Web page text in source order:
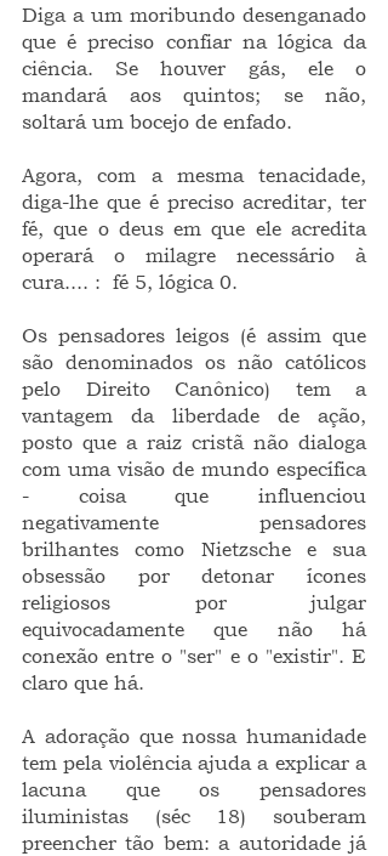
Diga a um moribundo desenganado
que é preciso confiar na lógica da
ciência. Se houver gás, ele o
mandará aos quintos; se não,
soltará um bocejo de enfado.
Agora, com a mesma tenacidade,
diga-lhe que é preciso acreditar, ter
fé, que o deus em que ele acredita
operará o milagre necessário à
cura.... :  fé 5, lógica 0.
Os pensadores leigos (é assim que
são denominados os não católicos
pelo Direito Canônico) tem a
vantagem da liberdade de ação,
posto que a raiz cristã não dialoga
com uma visão de mundo específica
- coisa que influenciou
negativamente pensadores
brilhantes como Nietzsche e sua
obsessão por detonar ícones
religiosos por julgar
equivocadamente que não há
conexão entre o "ser" e o "existir". E
claro que há.
A adoração que nossa humanidade
tem pela violência ajuda a explicar a
lacuna que os pensadores
iluministas (séc 18) souberam
preencher tão bem: a autoridade já